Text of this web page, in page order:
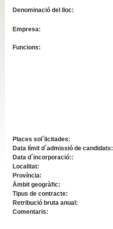
Slide24
Denominació del lloc:
Empresa:
Funcions:
Places sol´licitades:
Data límit d´admissió de candidats:
Data d´incorporació::
Localitat:
Província:
Àmbit geogràfic:
Tipus de contracte:
Retribució bruta anual:
Comentaris: